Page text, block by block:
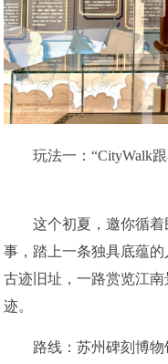
玩法一：
这个初夏，邀你循着
事，踏上一条独具底蕴
古迹旧址，一路赏览江
迹。
路线：苏州碑刻博物